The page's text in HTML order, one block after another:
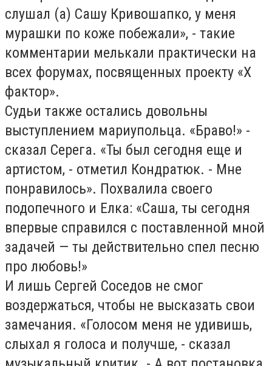
слушал (а) Сашу Кривошапко, у меня
мурашки по коже побежали», - такие
комментарии мелькали практически на
всех форумах, посвященных проекту «Х
фактор».
Судьи также остались довольны
выступлением мариупольца. «Браво!» -
сказал Серега. «Ты был сегодня еще и
артистом, - отметил Кондратюк. - Мне
понравилось». Похвалила своего
подопечного и Елка: «Саша, ты сегодня
впервые справился с поставленной мной
задачей — ты действительно спел песню
про любовь!»
И лишь Сергей Соседов не смог
воздержаться, чтобы не высказать свои
замечания. «Голосом меня не удивишь,
слыхал я голоса и получше, - сказал